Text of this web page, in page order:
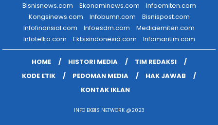
Bisnisnews.com
Ekonominews.com
Infoemiten.com
Kongsinews.com
Infobumn.com
Bisnispost.com
Infofinansial.com
Infoesdm.com
Mediaemiten.com
Infotelko.com
Ekbisindonesia.com Infomaritim.com
HOME HISTORI MEDIA
TIM REDAKSI
KODE ETIK
PEDOMAN MEDIA
HAK JAWAB
KONTAK IKLAN
INFO EKBIS NETWORK @2023